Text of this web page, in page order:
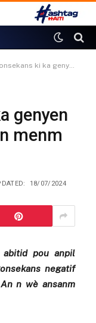
ki ka genyen nan manje ak bwè an menm tan
genyen
menm
18/07/2024
pou anpil
negatif
n wè ansanm